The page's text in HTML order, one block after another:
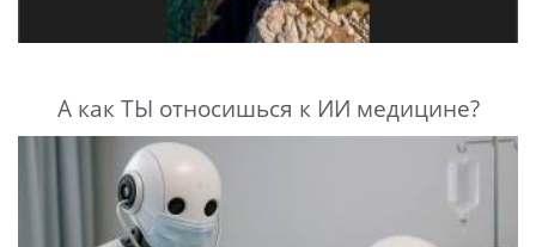
А как ТЫ относишься к ИИ медицине?